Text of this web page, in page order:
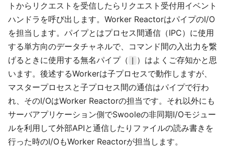
トからリクエストを受信したらリクエスト受付用イベント
ハンドラを呼び出します。Worker ReactorはパイプのI/O
を担当します。パイプとはプロセス間通信（IPC）に使用
する単方向のデータチャネルで、コマンド間の入出力を繋
げるときに使用する無名パイプ（
）はよくご存知かと思
います。後述するWorkerは子プロセスで動作しますが、
マスタープロセスと子プロセス間の通信はパイプで行わ
れ、そのI/OはWorker Reactorの担当です。それ以外にも
サーバアプリケーション側でSwooleの非同期I/Oモジュー
ルを利用して外部APIと通信したりファイルの読み書きを
行った時のI/OもWorker Reactorが担当します。